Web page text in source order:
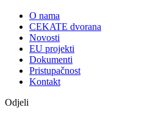
O nama
CEKATE dvorana
Novosti
EU projekti
Dokumenti
Pristupačnost
Kontakt
Odjeli